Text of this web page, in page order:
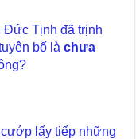
Đức Tịnh đã trịnh
bố làchưa
lấy tiếp những